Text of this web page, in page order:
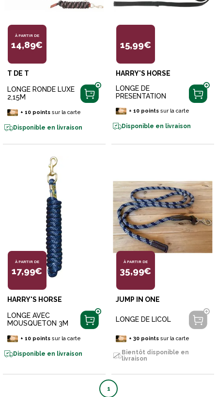
À PARTIR DE
14,89€
T DE T
LONGE RONDE LUXE
2,15M
+ 10pointssur la carte
Disponible en livraison
15,99€
HARRY'S HORSE
LONGE DE
PRESENTATION
+ 10pointssur la carte
Disponible en livraison
À PARTIR DE
17,99€
HARRY'S HORSE
LONGE AVEC
MOUSQUETON 3M
+ 10pointssur la carte
Disponible en livraison
À PARTIR DE
35,99€
JUMP IN ONE
LONGE DE LICOL
+ 30pointssur la carte
Bientôt disponible en
livraison
1